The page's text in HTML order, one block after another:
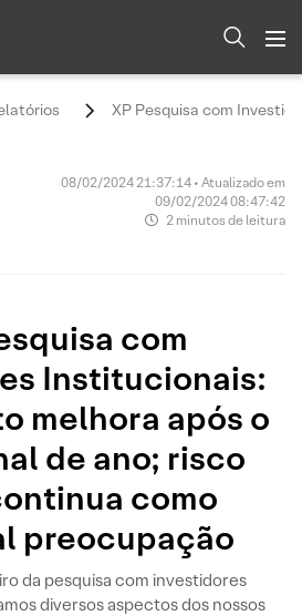
XP Pesquisa com
08/02/2024 21:37:14 • Atualizado em
09/02/2024 08:47:42
2 minutos de leitura
com
Institucionais:
melhora após o
de ano; risco
como
preocupação
da pesquisa com investidores
diversos aspectos dos nossos